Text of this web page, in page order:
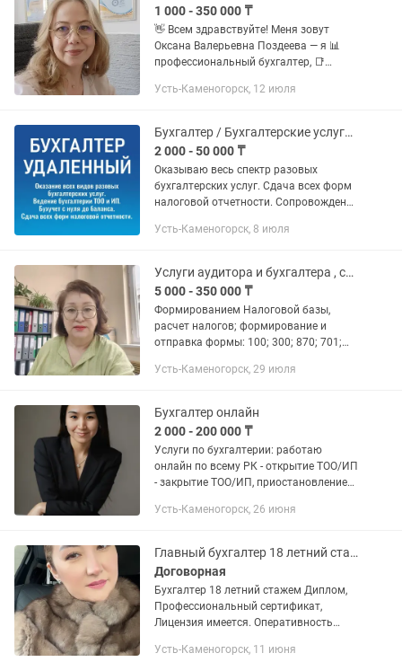
1 000 - 350 000 ₸
👋 Всем здравствуйте! Меня зовут
Оксана Валерьевна Поздеева — я 📊
профессиональный бухгалтер, 📑
руководитель Агентства "Бухгалтер-
Усть-Каменогорск, 12 июля
Бухгалтер / Бухгалтерские услуги. Консультация по телефону в режиме 16/7
2 000 - 50 000 ₸
Оказываю весь спектр разовых
бухгалтерских услуг. Сдача всех форм
налоговой отчетности. Сопровождение
Бухучет с нуля до баланса. Цена за
Усть-Каменогорск, 8 июля
Услуги аудитора и бухгалтера , сдача отчётов опыт 25 лет
5 000 - 350 000 ₸
Формированием Налоговой базы,
расчет налогов; формирование и
отправка формы: 100; 300; 870; 701;
НДС ,законные вычеты, - Расчеты
Усть-Каменогорск, 29 июля
Бухгалтер онлайн
2 000 - 200 000 ₸
Услуги по бухгалтерии: работаю
онлайн по всему РК - открытие ТОО/ИП
- закрытие ТОО/ИП, приостановление
сопровождение бизнеса - расчет
Усть-Каменогорск, 26 июня
Главный бухгалтер 18 летний стажем ищет работа/оказывает Бухгалтер услуги.
Договорная
Бухгалтер 18 летний стажем Диплом,
Профессиональный сертификат,
Лицензия имеется. Оперативность
конфиденциальность гарантировано
Усть-Каменогорск, 11 июня